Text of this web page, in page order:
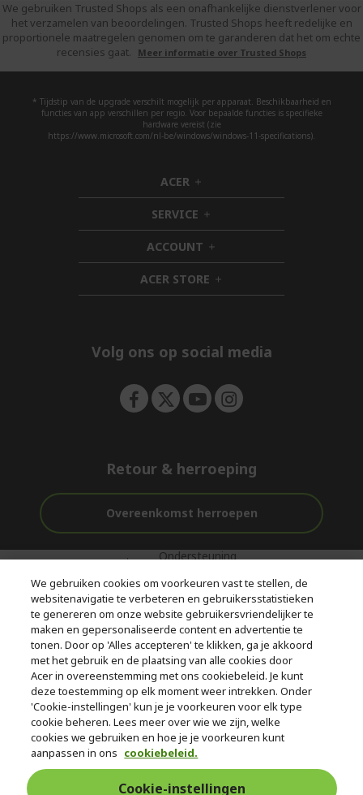
We gebruiken Trusted Shops als een onafhankelijke dienstverlener voor
het verzamelen van beoordelingen. Trusted Shops heeft redelijke en
proportionele maatregelen genomen om te garanderen dat het om echte
recensies gaat.
Meer informatie over Trusted Shops
* Tijdstip van de upgrade verschilt mogelijk per apparaat. Beschikbaarheid en
functies van app verschillen per regio. Voor bepaalde functies is specifieke
hardware vereist (zie
https://www.microsoft.com/nl-be/windows/windows-11-specifications).
ACER h
i
d
d
e
n
SERVICE h
i
d
d
e
n
ACCOUNT h
i
d
d
ACER STORE h
i
e
Volg ons op social media
Retour & herroeping
Overeenkomst herroepen
Gratis
bezorging
Ondersteuning
aankoop
Veilig
Betalen
© 2026 Acer Inc.
CPYou BV is de erkende reseller van de producten en diensten die
in deze winkel worden aangeboden.
België
We gebruiken cookies om voorkeuren vast te stellen, de
websitenavigatie te verbeteren en gebruikersstatistieken
te genereren om onze website gebruikersvriendelijker te
maken en gepersonaliseerde content en advertentie te
tonen. Door op 'Alles accepteren' te klikken, ga je akkoord
met het gebruik en de plaatsing van alle cookies door
Acer in overeenstemming met ons cookiebeleid. Je kunt
deze toestemming op elk moment weer intrekken. Onder
'Cookie-instellingen' kun je je voorkeuren voor elk type
cookie beheren. Lees meer over wie we zijn, welke
cookies we gebruiken en hoe je je voorkeuren kunt
aanpassen in ons cookiebeleid.
Cookie-instellingen